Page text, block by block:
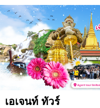
เอเจนท์ ทัวร์